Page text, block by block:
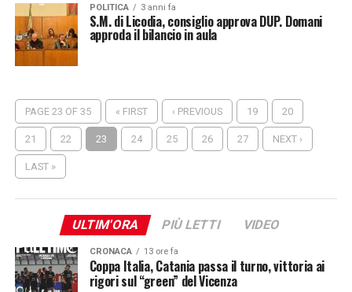
POLITICA 3 anni fa
S.M. di Licodia, consiglio approva DUP. Domani
approda il bilancio in aula
PAGE 23 OF 35 « FIRST ‹ PREVIOUS 19 20
21 22 23 24 25 26 27 NEXT ›
LAST »
ULTIM'ORA PIÙ LETTI VIDEO
CRONACA 13 ore fa
Coppa Italia, Catania passa il turno, vittoria ai
rigori sul “green” del Vicenza